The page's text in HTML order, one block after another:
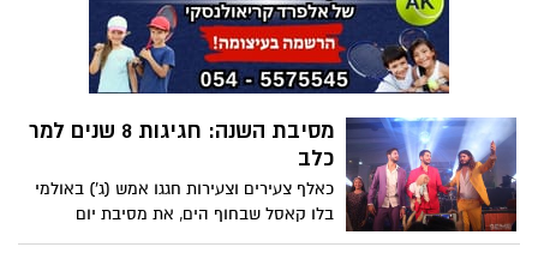
בפארק אשדוד ים. צפו בתמונות מהאירוע
מסיבת השנה: חגיגות 8 שנים למר
כלב
כאלף צעירים וצעירות חגגו אמש (ג') באולמי
בלו קאסל שבחוף הים, את מסיבת יום
ההולדת השנתית של מר כלב – כלב הברים